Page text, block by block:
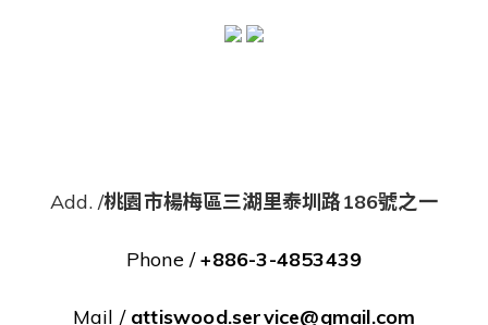
Add. /桃園市楊梅區三湖里泰圳路186號之一
Phone /+886-3-4853439
Mail / attiswood.service@gmail.com